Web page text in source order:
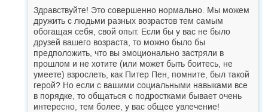
Здравствуйте! Это совершенно нормально. Мы можем
дружить с людьми разных возрастов тем самым
обогащая себя, свой опыт. Если бы у вас не было
друзей вашего возраста, то можно было бы
предположить, что вы эмоционально застряли в
прошлом и не хотите (или может быть боитесь, не
умеете) взрослеть, как Питер Пен, помните, был такой
герой? Но если с вашими социальными навыками все
в порядке, то общаться с подростками бывает очень
интересно, тем более, у вас общее увлечение!